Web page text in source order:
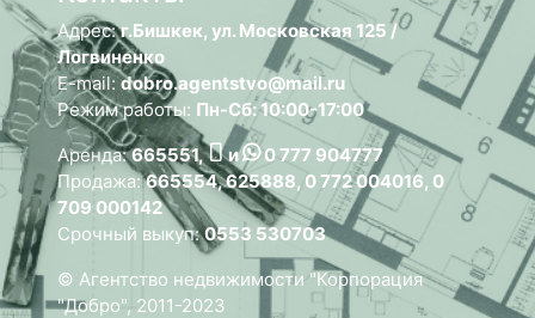
Адрес:г.Бишкек, ул. Московская 125 /
Логвиненко
E-mail:dobro.agentstvo@mail.ru
Режим работы: Пн-Сб: 10:00-17:00
Аренда:665551, и
0 777 904777
Продажа:665554, 625888, 0 772 004016, 0
709 000142
Срочный выкуп:0553 530703
© Агентство недвижимости "Корпорация
"Добро", 2011-2023